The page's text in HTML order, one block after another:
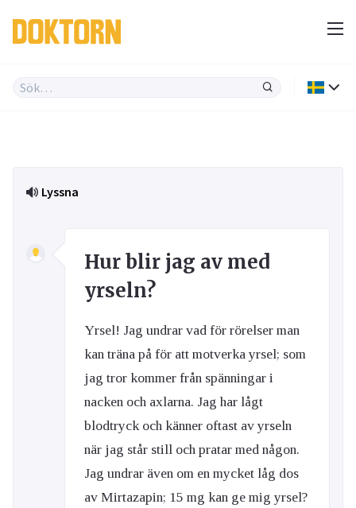
Lyssna
Hur blir jag av med
yrseln?
Yrsel! Jag undrar vad för rörelser man
kan träna på för att motverka yrsel; som
jag tror kommer från spänningar i
nacken och axlarna. Jag har lågt
blodtryck och känner oftast av yrseln
när jag står still och pratar med någon.
Jag undrar även om en mycket låg dos
av Mirtazapin; 15 mg kan ge mig yrsel?